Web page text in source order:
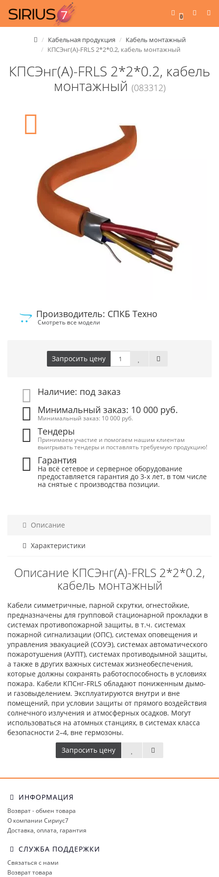
0
Кабельная продукция
Кабель монтажный
КПСЭнг(А)-FRLS 2*2*0.2, кабель монтажный
КПСЭнг(А)-FRLS 2*2*0.2, кабель
монтажный (083312)
Производитель: СПКБ Техно
Смотреть все модели
Запросить цену
Наличие: под заказ
Минимальный заказ: 10 000 руб.
Минимальный заказ: 10 000 руб.
Тендеры
Принимаем участие и помогаем нашим клиентам
выигрывать тендеры и поставлять требуемую продукцию!
Гарантия
На всё сетевое и серверное оборудование
предоставляется гарантия до 3-х лет, в том числе
на снятые с производства позиции.
Описание
Характеристики
Описание КПСЭнг(А)-FRLS 2*2*0.2,
кабель монтажный
Кабели симметричные, парной скрутки, огнестойкие,
предназначены для групповой стационарной прокладки в
системах противопожарной защиты, в т.ч. системах
пожарной сигнализации (ОПС), системах оповещения и
управления эвакуацией (СОУЭ), системах автоматического
пожаротушения (АУПТ), системах противодымной защиты,
а также в других важных системах жизнеобеспечения,
которые должны сохранять работоспособность в условиях
пожара. Кабели КПСнг-FRLS обладают пониженным дымо-
и газовыделением. Эксплуатируются внутри и вне
помещений, при условии защиты от прямого воздействия
солнечного излучения и атмосферных осадков. Могут
использоваться на атомных станциях, в системах класса
безопасности 2–4, вне гермозоны.
Запросить цену
ИНФОРМАЦИЯ
Возврат - обмен товара
О компании Сириус7
Доставка, оплата, гарантия
СЛУЖБА ПОДДЕРЖКИ
Связаться с нами
Возврат товара